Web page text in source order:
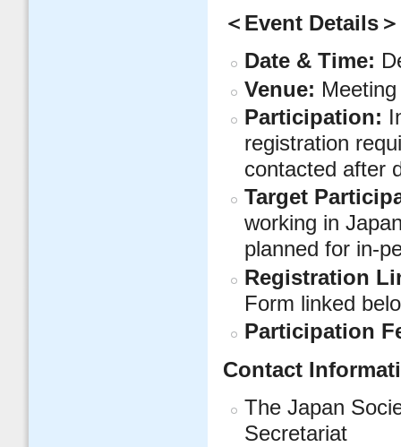
＜Event Details＞
Date & Time:
Venue:
Participation:
registration
contacted after
Target
working in
planned for in-
Registration
Form linked
Participation
Contact
The Japan
Secretariat